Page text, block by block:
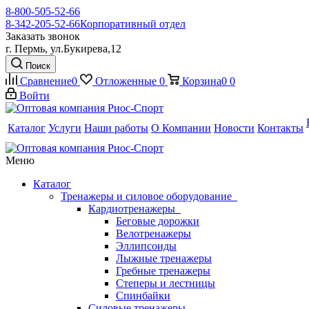
8-800-505-52-66
8-342-205-52-66Корпоративный отдел
Заказать звонок
г. Пермь, ул.Букирева,12
Поиск
Сравнение0 Отложенные 0 Корзина0 0
Войти
Каталог Услуги Наши работы О Компании Новости Контакты
Меню
Каталог
Тренажеры и силовое оборудование
Кардиотренажеры
Беговые дорожки
Велотренажеры
Эллипсоиды
Лыжные тренажеры
Гребные тренажеры
Степеры и лестницы
Спинбайки